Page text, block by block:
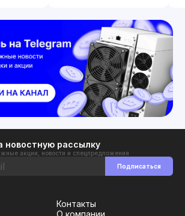
золото и биткоин.
новостную рассылку
акции, новости и спецпредложения
Подписаться
Контакты